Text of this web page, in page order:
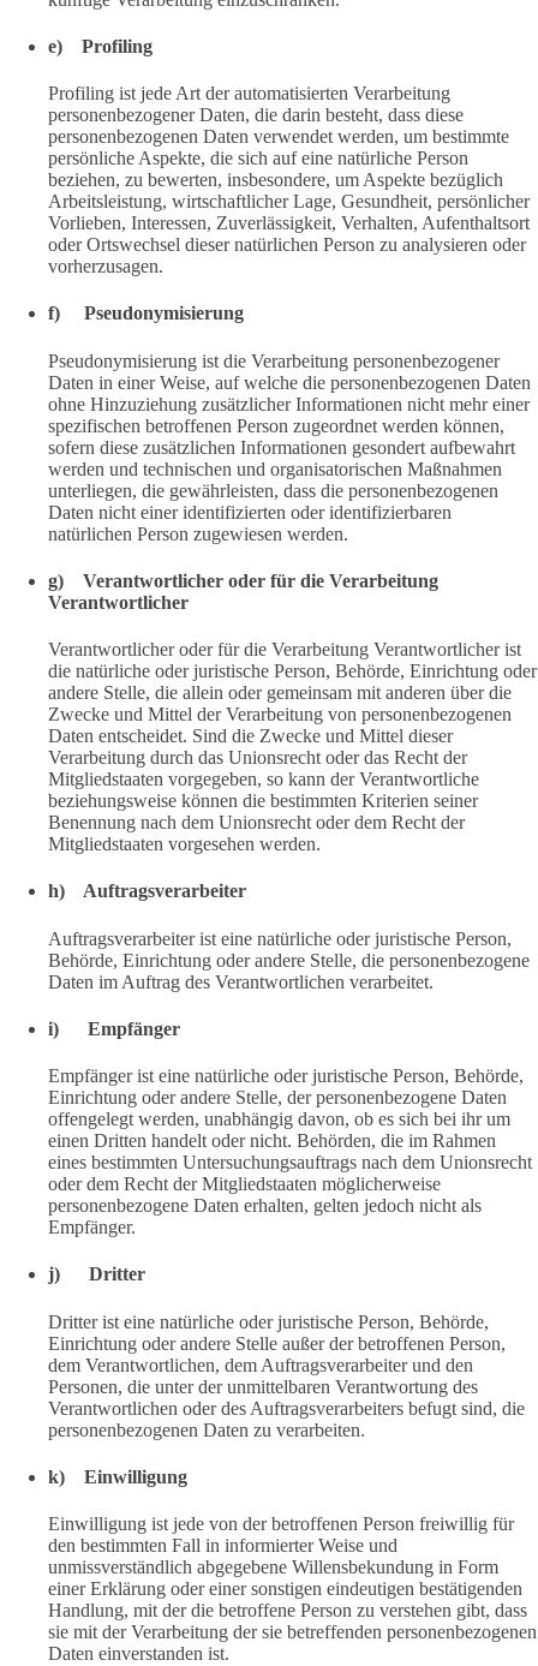
e) Profiling
Profiling ist jede Art der automatisierten Verarbeitung
personenbezogener Daten, die darin besteht, dass diese
personenbezogenen Daten verwendet werden, um bestimmte
persönliche Aspekte, die sich auf eine natürliche Person
beziehen, zu bewerten, insbesondere, um Aspekte bezüglich
Arbeitsleistung, wirtschaftlicher Lage, Gesundheit, persönlicher
Vorlieben, Interessen, Zuverlässigkeit, Verhalten, Aufenthaltsort
oder Ortswechsel dieser natürlichen Person zu analysieren oder
vorherzusagen.
f) Pseudonymisierung
Pseudonymisierung ist die Verarbeitung personenbezogener
Daten in einer Weise, auf welche die personenbezogenen Daten
ohne Hinzuziehung zusätzlicher Informationen nicht mehr einer
spezifischen betroffenen Person zugeordnet werden können,
sofern diese zusätzlichen Informationen gesondert aufbewahrt
werden und technischen und organisatorischen Maßnahmen
unterliegen, die gewährleisten, dass die personenbezogenen
Daten nicht einer identifizierten oder identifizierbaren
natürlichen Person zugewiesen werden.
g) Verantwortlicher oder für die Verarbeitung
Verantwortlicher
Verantwortlicher oder für die Verarbeitung Verantwortlicher ist
die natürliche oder juristische Person, Behörde, Einrichtung oder
andere Stelle, die allein oder gemeinsam mit anderen über die
Zwecke und Mittel der Verarbeitung von personenbezogenen
Daten entscheidet. Sind die Zwecke und Mittel dieser
Verarbeitung durch das Unionsrecht oder das Recht der
Mitgliedstaaten vorgegeben, so kann der Verantwortliche
beziehungsweise können die bestimmten Kriterien seiner
Benennung nach dem Unionsrecht oder dem Recht der
Mitgliedstaaten vorgesehen werden.
h) Auftragsverarbeiter
Auftragsverarbeiter ist eine natürliche oder juristische Person,
Behörde, Einrichtung oder andere Stelle, die personenbezogene
Daten im Auftrag des Verantwortlichen verarbeitet.
i) Empfänger
Empfänger ist eine natürliche oder juristische Person, Behörde,
Einrichtung oder andere Stelle, der personenbezogene Daten
offengelegt werden, unabhängig davon, ob es sich bei ihr um
einen Dritten handelt oder nicht. Behörden, die im Rahmen
eines bestimmten Untersuchungsauftrags nach dem Unionsrecht
oder dem Recht der Mitgliedstaaten möglicherweise
personenbezogene Daten erhalten, gelten jedoch nicht als
Empfänger.
j) Dritter
Dritter ist eine natürliche oder juristische Person, Behörde,
Einrichtung oder andere Stelle außer der betroffenen Person,
dem Verantwortlichen, dem Auftragsverarbeiter und den
Personen, die unter der unmittelbaren Verantwortung des
Verantwortlichen oder des Auftragsverarbeiters befugt sind, die
personenbezogenen Daten zu verarbeiten.
k) Einwilligung
Einwilligung ist jede von der betroffenen Person freiwillig für
den bestimmten Fall in informierter Weise und
unmissverständlich abgegebene Willensbekundung in Form
einer Erklärung oder einer sonstigen eindeutigen bestätigenden
Handlung, mit der die betroffene Person zu verstehen gibt, dass
sie mit der Verarbeitung der sie betreffenden personenbezogenen
Daten einverstanden ist.